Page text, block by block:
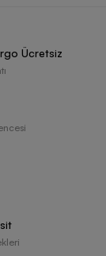
Ücretsiz